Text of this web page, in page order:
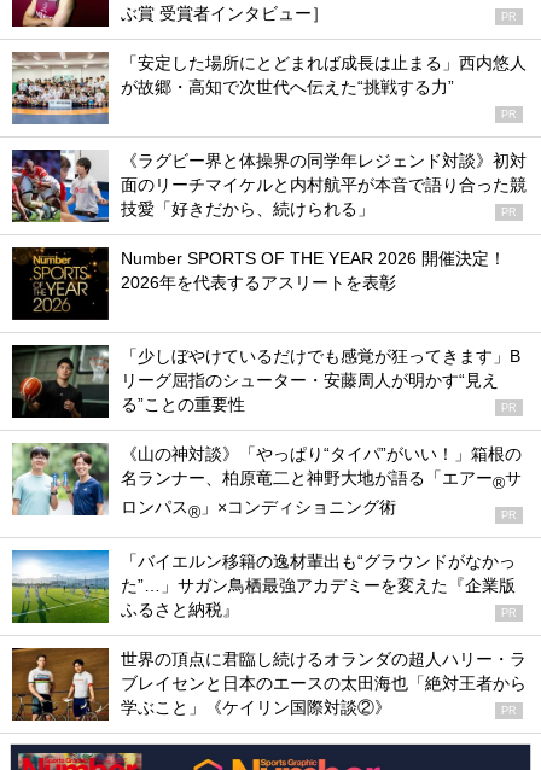
ぶ賞 受賞者インタビュー］ PR
「安定した場所にとどまれば成長は止まる」西内悠人
が故郷・高知で次世代へ伝えた“挑戦する力”
PR
《ラグビー界と体操界の同学年レジェンド対談》初対
面のリーチマイケルと内村航平が本音で語り合った競
技愛「好きだから、続けられる」
PR
Number SPORTS OF THE YEAR 2026 開催決定！
2026年を代表するアスリートを表彰
「少しぼやけているだけでも感覚が狂ってきます」B
リーグ屈指のシューター・安藤周人が明かす“見え
る”ことの重要性
PR
《山の神対談》「やっぱり“タイパ”がいい！」箱根の
名ランナー、柏原竜二と神野大地が語る「エアー®サ
ロンパス® 」×コンディショニング術 PR
「バイエルン移籍の逸材輩出も“グラウンドがなかっ
た”…」サガン鳥栖最強アカデミーを変えた『企業版
ふるさと納税』
PR
世界の頂点に君臨し続けるオランダの超人ハリー・ラ
ブレイセンと日本のエースの太田海也「絶対王者から
学ぶこと」《ケイリン国際対談②》
PR